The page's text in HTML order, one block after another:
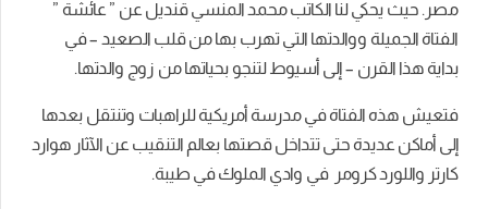
مصر. حيث يحكي لنا الكاتب محمد المنسي قنديل عن ” عائشة ”
الفتاة الجميلة ووالدتها التي تهرب بها من قلب الصعيد – في
بداية هذا القرن – إلى أسيوط لتنجو بحياتها من زوج والدتها.
فتعيش هذه الفتاة في مدرسة أمريكية للراهبات وتنتقل بعدها
إلى أماكن عديدة حتى تتداخل قصتها بعالم التنقيب عن الآثار هوارد
كارتر واللورد كرومر في وادي الملوك في طيبة.